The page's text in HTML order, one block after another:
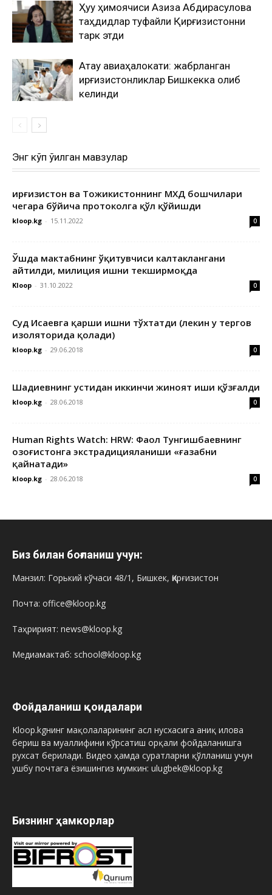
Ҳуқуқ ҳимоячиси Азиза Абдирасулова
таҳдидлар туфайли Қирғизистонни
тарк этди
Ақтау авиаҳалокати: жабрланган
қирғизистонликлар Бишкекка олиб
келинди
Энг кўп ўқилган мавзулар
Қирғизистон ва Тожикистоннинг МХДҚ бошчилари
чегара бўйича протоколга қўл қўйишди
kloop.kg - 15.11.2022 0
Ўшда мактабнинг ўқитувчиси калтаклангани
айтилди, милиция ишни текширмоқда
Kloop - 31.10.2022 0
Суд Исаевга қарши ишни тўхтатди (лекин у тергов
изоляторида қолади)
kloop.kg - 29.06.2018 0
Шадиевнинг устидан иккинчи жиноят иши қўзғалди
kloop.kg - 28.06.2018 0
Human Rights Watch: HRW: Фаол Тунгишбаевнинг
Қозоғистонга экстрадицияланиши «ғазабни
қайнатади»
kloop.kg - 28.06.2018 0
Биз билан боғланиш учун:
Манзил: Горький кўчаси 48/1, Бишкек, Қирғизистон
Почта: office@kloop.kg
Таҳририят: news@kloop.kg
Медиамактаб: school@kloop.kg
Фойдаланиш қоидалари
Kloop.kgнинг мақолаларининг асл нусхасига аниқ илова
бериш ва муаллифини кўрсатиш орқали фойдаланишга
рухсат берилади. Видео ҳамда суратларни қўлланиш учун
ушбу почтага ёзишингиз мумкин: ulugbek@kloop.kg
Бизнинг ҳамкорлар